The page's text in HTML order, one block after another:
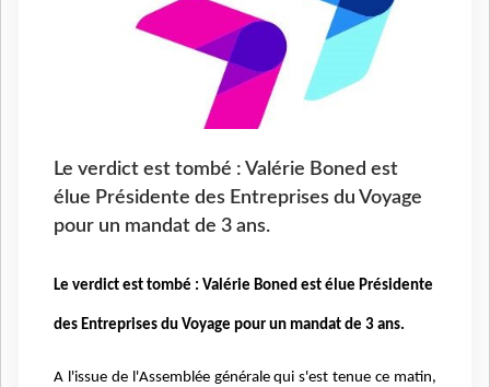
Le verdict est tombé : Valérie Boned est
élue Présidente des Entreprises du Voyage
pour un mandat de 3 ans.
Le verdict est tombé : Valérie Boned est élue Présidente
des Entreprises du Voyage pour un mandat de 3 ans.
A l'issue de l'Assemblée générale qui s'est tenue ce matin,